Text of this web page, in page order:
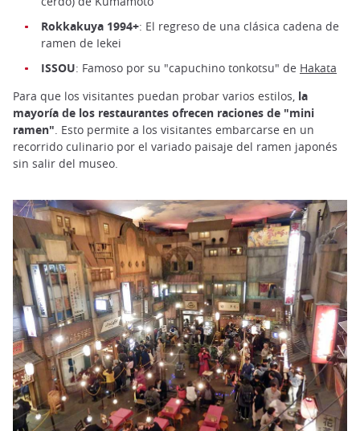
Rokkakuya 1994+: El regreso de una clásica cadena de
ramen de Iekei
ISSOU: Famoso por su "capuchino tonkotsu" de Hakata
Para que los visitantes puedan probar varios estilos, la
mayoría de los restaurantes ofrecen raciones de "mini
ramen". Esto permite a los visitantes embarcarse en un
recorrido culinario por el variado paisaje del ramen japonés
sin salir del museo.